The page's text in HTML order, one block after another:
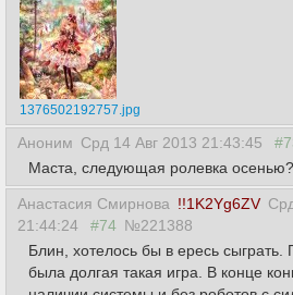
1376502192757.jpg
Аноним Срд 14 Авг 2013 21:43:45
Маста, следующая ролевка осенью?
Анастасия Смирнова !!1K2Yg6ZV
21:44:24
#74 №221388
Блин, хотелось бы в ересь сыграть.
была долгая такая игра. В конце